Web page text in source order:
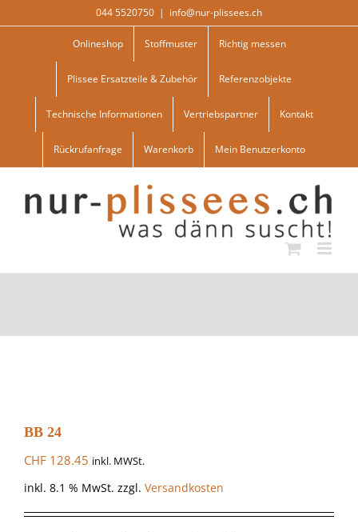
to
044 5520750 | info@nur-plissees.ch
Onlineshop Stoffmuster Richtig messen
Plissee Ersatzteile & Zubehör Referenzobjekte
Technische Informationen Vertriebspartner Kontakt
Rückrufanfrage Warenkorb Mein Benutzerkonto
BB 24
CHF 128.45 inkl. MWSt.
inkl. 8.1 % MwSt. zzgl. Versandkosten